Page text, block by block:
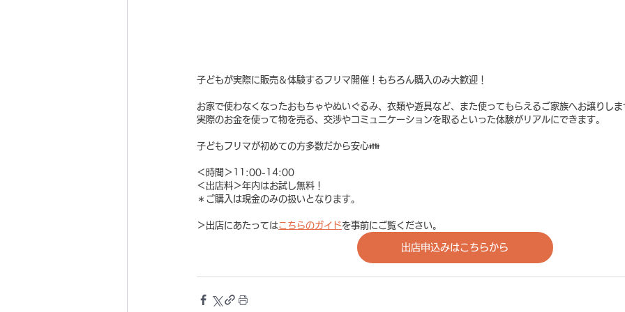
子どもが実際に販売＆体験するフリマ開催！もちろん購入のみ大歓迎！
お家で使わなくなったおもちゃやぬいぐるみ、衣類や遊具など、また使ってもらえるご家族へお譲りしま
実際のお金を使って物を売る、交渉やコミュニケーションを取るといった体験がリアルにできます。
子どもフリマが初めての方多数だから安心👪
＜時間＞11:00-14:00
＜出店料＞年内はお試し無料！
＊ご購入は現金のみの扱いとなります。
＞出店にあたってはこちらのガイドを事前にご覧ください。
出店申込みはこちらから